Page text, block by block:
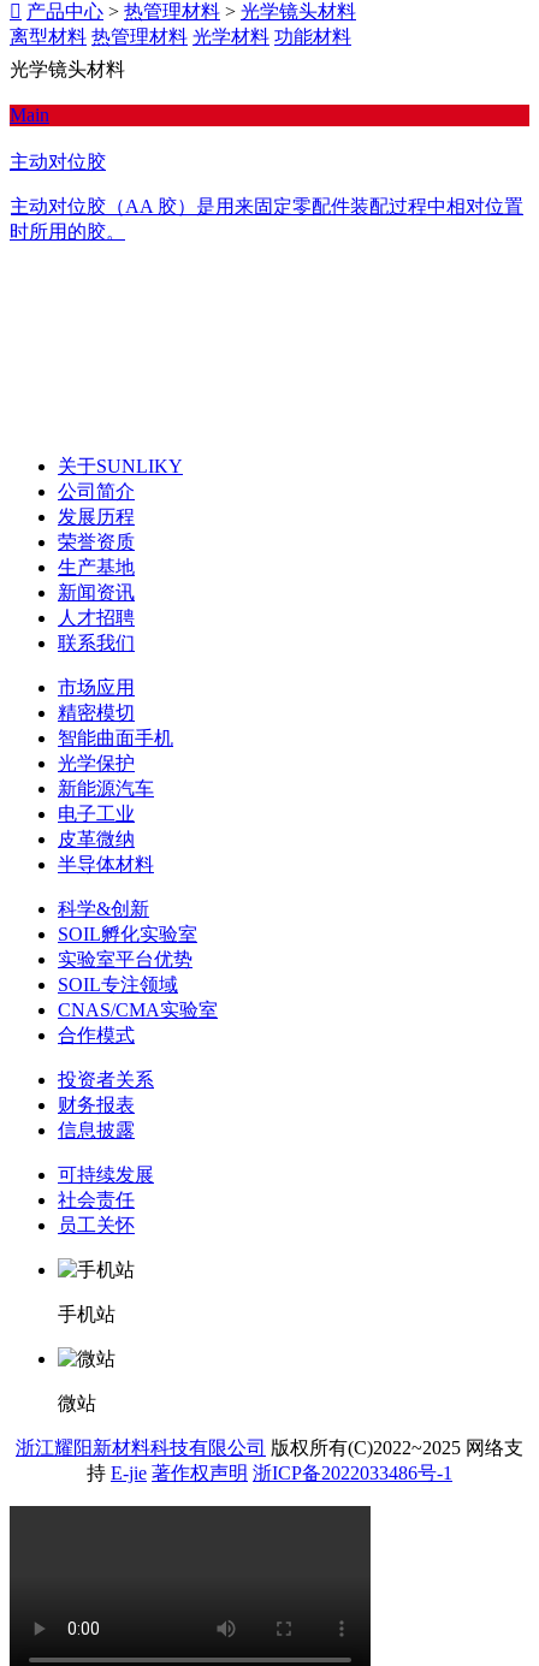
 产品中心 > 热管理材料 > 光学镜头材料
离型材料 热管理材料 光学材料 功能材料
光学镜头材料
Main
主动对位胶
主动对位胶（AA 胶）是用来固定零配件装配过程中相对位置
时所用的胶。
关于SUNLIKY
公司简介
发展历程
荣誉资质
生产基地
新闻资讯
人才招聘
联系我们
市场应用
精密模切
智能曲面手机
光学保护
新能源汽车
电子工业
皮革微纳
半导体材料
科学&创新
SOIL孵化实验室
实验室平台优势
SOIL专注领域
CNAS/CMA实验室
合作模式
投资者关系
财务报表
信息披露
可持续发展
社会责任
员工关怀
手机站
微站
浙江耀阳新材料科技有限公司 版权所有(C)2022~2025 网络支
持 E-jie 著作权声明 浙ICP备2022033486号-1